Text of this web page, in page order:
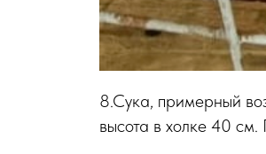
8.Сука, примерный
высота в холке 40